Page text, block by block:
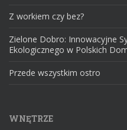
Z workiem czy bez?
Zielone Dobro: Innowacyjne
Ekologicznego w Polskich
Przede wszystkim ostro
WNĘTRZE